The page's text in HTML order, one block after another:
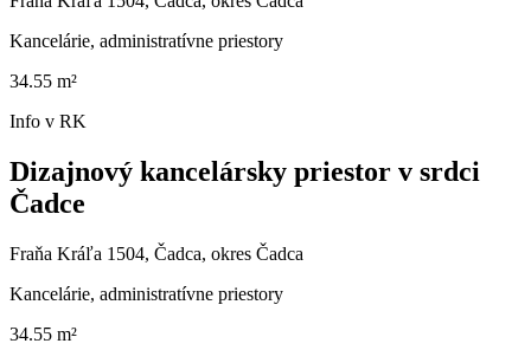
Kancelárie, administratívne priestory
34.55 m²
Info v RK
Dizajnový kancelársky priestor v srdci
Čadce
Fraňa Kráľa 1504, Čadca, okres Čadca
Kancelárie, administratívne priestory
34.55 m²